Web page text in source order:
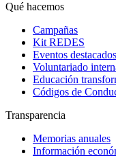
Qué hacemos
Campañas
Kit REDES
Eventos destacados
Voluntariado
Educación
Códigos de
Transparencia
Memorias anuales
Información